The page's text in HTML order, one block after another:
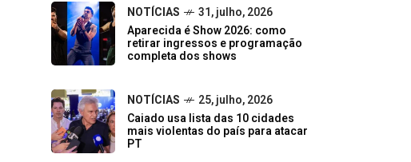
NOTÍCIAS
31, julho, 2026
Aparecida é Show 2026: como
retirar ingressos e programação
completa dos shows
NOTÍCIAS
25, julho, 2026
Caiado usa lista das 10 cidades
mais violentas do país para atacar
PT